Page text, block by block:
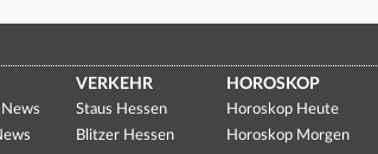
VERKEHR
Staus Hessen
Blitzer Hessen
HOROSKOP
Horoskop Heute
Horoskop Morgen